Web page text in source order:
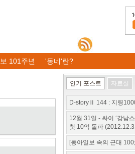
101주년 '동네'란?
인기 포스트 자료실
D-storyⅡ 144 : 지령
12월 31일 - 싸이 ‘강남
첫 10억 돌파
[동아일보 속의 근대